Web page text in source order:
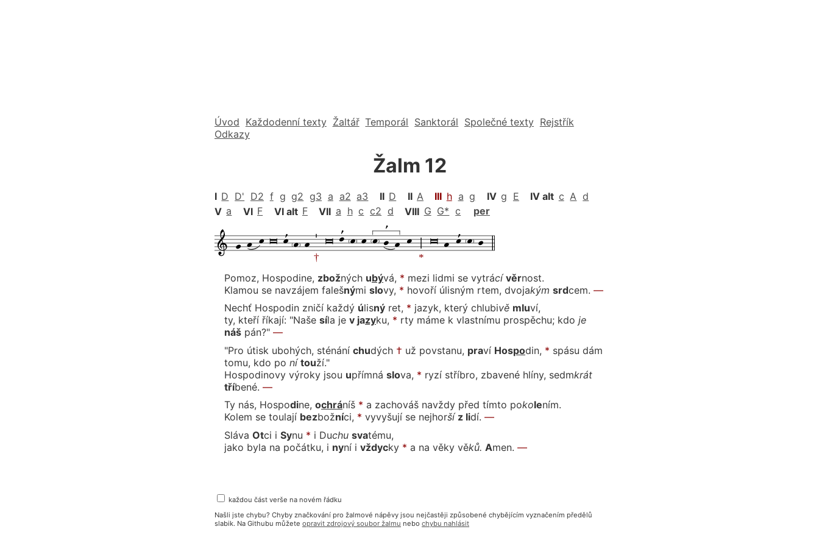
Úvod Každodenní texty Žaltář Temporál Sanktorál Společné texty Rejstřík
Odkazy
Žalm 12
I D D' D2 f g g2 g3 a a2 a3 II D II A III h a g IV g E IV alt c A d
V a VI F VI alt F VII a h c c2 d VIII G G* c per
Pomoz, Hospodine, zbožných ubývá, * mezi lidmi se vytrácí věrnost.
Klamou se navzájem falešnými slovy, * hovoří úlisným rtem, dvojakým srdcem. —
Nechť Hospodin zničí každý úlisný ret, * jazyk, který chlubivě mluví,
ty, kteří říkají: "Naše síla je v jazyku, * rty máme k vlastnímu prospěchu; kdo je
náš pán?" —
"Pro útisk ubohých, sténání chudých † už povstanu, praví Hospodin, * spásu dám
tomu, kdo po ní touží."
Hospodinovy výroky jsou upřímná slova, * ryzí stříbro, zbavené hlíny, sedmkrát
tříbené. —
Ty nás, Hospodine, ochráníš * a zachováš navždy před tímto pokolením.
Kolem se toulají bezbožníci, * vyvyšují se nejhorší z lidí. —
Sláva Otci i Synu * i Duchu svatému,
jako byla na počátku, i nyní i vždycky * a na věky věků. Amen. —
každou část verše na novém řádku
Našli jste chybu? Chyby značkování pro žalmové nápěvy jsou nejčastěji způsobené chybějícím vyznačením předělů
slabik. Na Githubu můžete opravit zdrojový soubor žalmu nebo chybu nahlásit